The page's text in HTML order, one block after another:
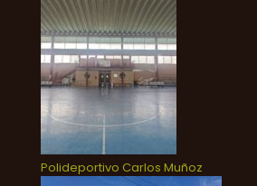
Polideportivo Carlos Muñoz